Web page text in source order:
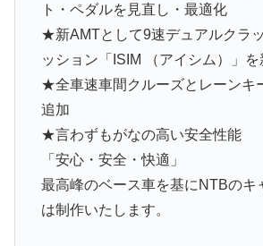
ト・ペダルを見直し・最適化
★新AMTとして9速デュアルクラ
ッション「ISIM （アイシム）」を
★全車速車間クルーズとレーンキ
追加
★言わずもがなの高い安全性能
「安心・安全・快適」
最高峰のベース車を基にNTBのキ
は制作いたします。